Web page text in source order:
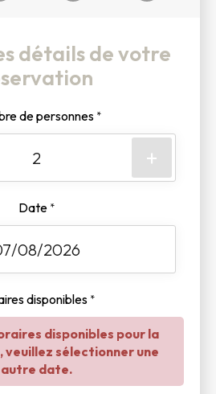
détails de votre
de personnes *
+
Date *
disponibles *
disponibles pour la
veuillez sélectionner une
autre date.